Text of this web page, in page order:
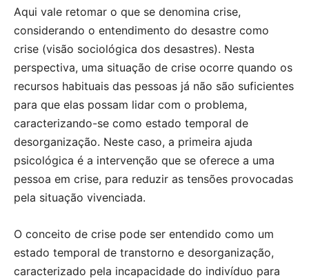
Aqui vale retomar o que se denomina crise,
considerando o entendimento do desastre como
crise (visão sociológica dos desastres). Nesta
perspectiva, uma situação de crise ocorre quando os
recursos habituais das pessoas já não são suficientes
para que elas possam lidar com o problema,
caracterizando-se como estado temporal de
desorganização. Neste caso, a primeira ajuda
psicológica é a intervenção que se oferece a uma
pessoa em crise, para reduzir as tensões provocadas
pela situação vivenciada.
O conceito de crise pode ser entendido como um
estado temporal de transtorno e desorganização,
caracterizado pela incapacidade do indivíduo para